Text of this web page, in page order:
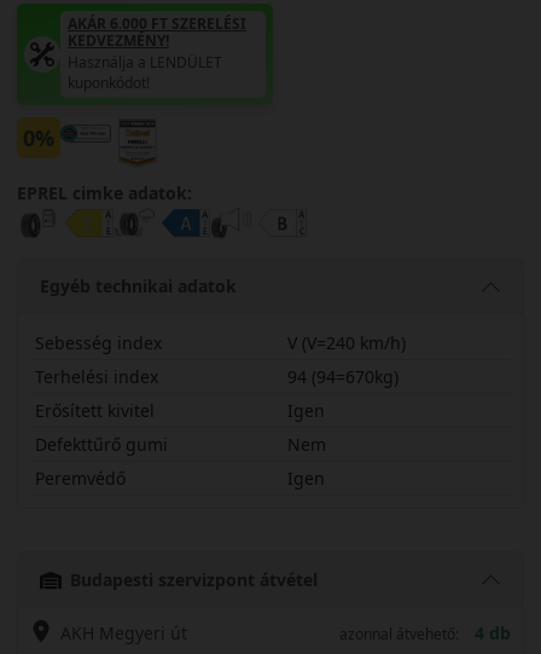
AKÁR 6.000 FT SZERELÉSI
KEDVEZMÉNY!
Használja a LENDÜLET
kuponkódot!
0%
EPREL cimke adatok:
Egyéb technikai adatok
Sebesség index
V (V=240 km/h)
Terhelési index
94 (94=670kg)
Erősített kivitel
Igen
Defekttűrő gumi
Nem
Peremvédő
Igen
Budapesti szervizpont átvétel
AKH Megyeri út azonnal átvehető:
4 db